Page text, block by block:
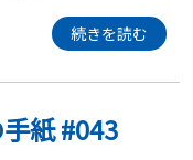
続きを読む
紙 #043